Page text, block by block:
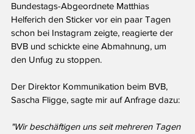
Bundestags-Abgeordnete Matthias
Helferich den Sticker vor ein paar Tagen
schon bei Instagram zeigte, reagierte der
BVB und schickte eine Abmahnung, um
den Unfug zu stoppen.
Der Direktor Kommunikation beim BVB,
Sascha Fligge, sagte mir auf Anfrage dazu:
"Wir beschäftigen uns seit mehreren Tagen